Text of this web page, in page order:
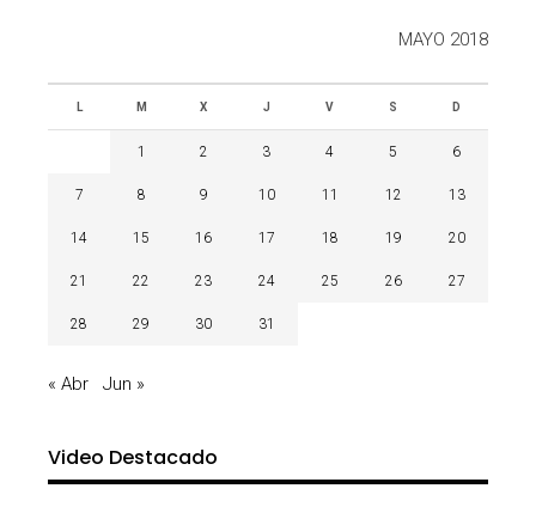
MAYO 2018
L M X J V S D
1 2 3 4 5 6
7 8 9 10 11 12 13
14 15 16 17 18 19 20
21 22 23 24 25 26 27
28 29 30 31
« Abr Jun »
Video Destacado